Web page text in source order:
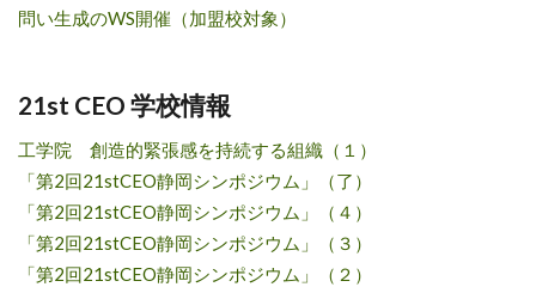
問い生成のWS開催（加盟校対象）
21st CEO 学校情報
工学院 創造的緊張感を持続する組織（１）
「第2回21stCEO静岡シンポジウム」（了）
「第2回21stCEO静岡シンポジウム」（４）
「第2回21stCEO静岡シンポジウム」（３）
「第2回21stCEO静岡シンポジウム」（２）